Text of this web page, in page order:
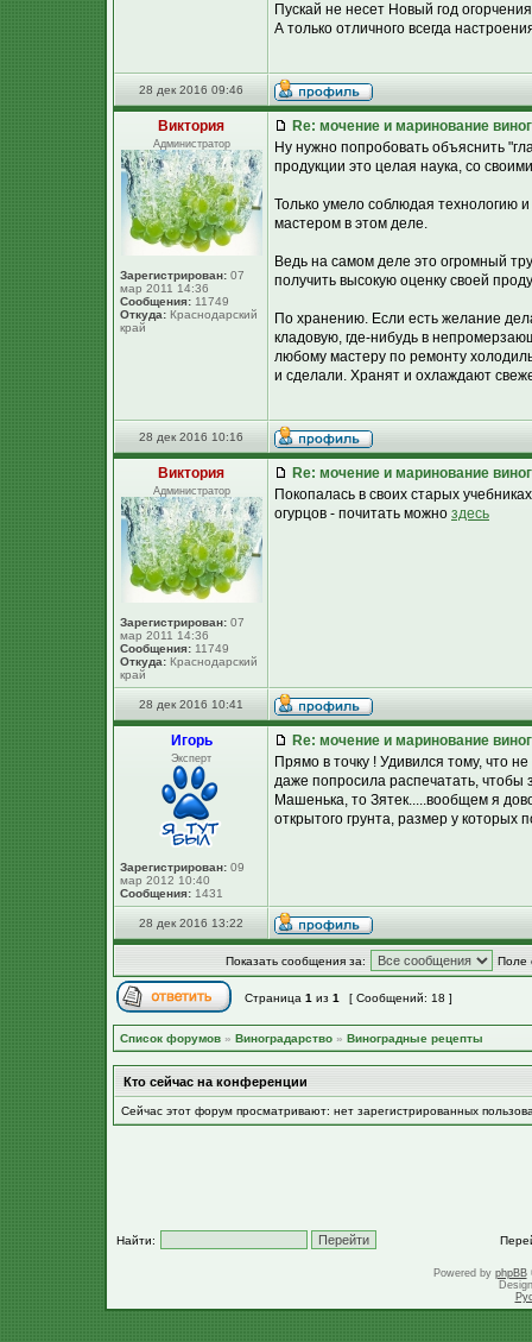
Пускай не несет Новый год
А только отличного всегда
28 дек 2016 09:46
Виктория
Администратор
Зарегистрирован: 07
мар 2011 14:36
Сообщения: 11749
Откуда: Краснодарский
край
Re: мочение и маринование
Ну нужно попробовать объяснить
продукции это целая наука, со
Только умело соблюдая технологию
мастером в этом деле.
Ведь на самом деле это огромный
получить высокую оценку своей
По хранению. Если есть желание
кладовую, где-нибудь в
любому мастеру по ремонту
и сделали. Хранят и охлаждают
28 дек 2016 10:16
Виктория
Администратор
Зарегистрирован: 07
мар 2011 14:36
Сообщения: 11749
Откуда: Краснодарский
край
Re: мочение и маринование
Покопалась в своих старых
огурцов - почитать можно здесь
28 дек 2016 10:41
Игорь
Эксперт
Зарегистрирован: 09
мар 2012 10:40
Сообщения: 1431
Re: мочение и маринование
Прямо в точку ! Удивился тому, что
даже попросила распечатать, чтобы
Машенька, то Зятек.....вообщем я
открытого грунта, размер у
28 дек 2016 13:22
Показать сообщения за: Поле
Страница 1 из 1 [ Сообщений: 18 ]
Список форумов » Виноградарство » Виноградные рецепты
Кто сейчас на конференции
Сейчас этот форум просматривают: нет зарегистрированных
Найти:
Powered by phpBB